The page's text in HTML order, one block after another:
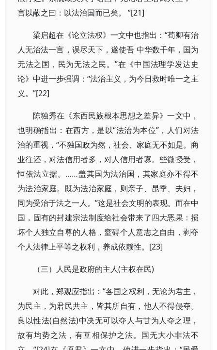
言以蔽之曰：以法治国而已矣。 ”[21]
梁启超在《论立法权》一文中也指出：“荀卿有治
人无治法一言，误尽天下，遂使吾 中华数千年，国为
无法之国，民为无法之民。”在《中国法理学发达史
论》中进一步强调：“法治主义，为今日救时唯一之主
义。”[22]
陈独秀在《东西民族根本思想之差异》一文中，
也明确指出：在西方，是以“法治为本位”，人们对法
治的重视，“不独国政为然，社会、家庭无不如是。商
业往还，对法信用者多，对人信用者寡。些微授受，
恒依法立据。……盖其国为法治国，其家庭亦不得不
为法治家庭。既为法治家庭，则亲子、昆季、夫妇，
同为受治于法之一人。”这是社会文明的表现。而在中
国，固有的封建宗法制度给社会带来了四大恶果：损
坏个人独立自尊的人格，窒碍个人意志之自由，剥夺
个人法律上平等之权利，养成依赖性。[23]
（三）人民是政府的主人(主权在民)
对此，郑观应指出：“各国之权利，无论为君主，
为民主，为君民共主，皆其所自有，他人不得侵夺。
良以性法(自然法)中决无可以夺人与甘为人夺之理，
故有均势之法，有互相保护之法。国无大小非法不